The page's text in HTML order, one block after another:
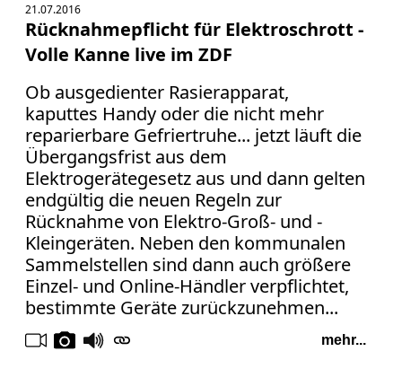
21.07.2016
Rücknahmepflicht für Elektroschrott -
Volle Kanne live im ZDF
Ob ausgedienter Rasierapparat,
kaputtes Handy oder die nicht mehr
reparierbare Gefriertruhe... jetzt läuft die
Übergangsfrist aus dem
Elektrogerätegesetz aus und dann gelten
endgültig die neuen Regeln zur
Rücknahme von Elektro-Groß- und -
Kleingeräten. Neben den kommunalen
Sammelstellen sind dann auch größere
Einzel- und Online-Händler verpflichtet,
bestimmte Geräte zurückzunehmen...
mehr...